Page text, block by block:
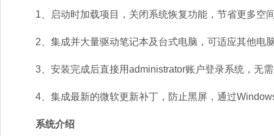
1、启动时加载项目，关闭系统恢复功能，节省更多空
2、集成并大量驱动笔记本及台式电脑，可适应其他电
3、安装完成后直接用administrator账户登录系统，无需
4、集成最新的微软更新补丁，防止黑屏，通过
系统介绍